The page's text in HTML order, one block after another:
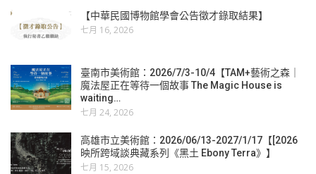
【中華民國博物館學會公告徵才錄取結果】
七月 16, 2026
臺南市美術館：2026/7/3-10/4【TAM+藝術之森｜
魔法屋正在等待一個故事 The Magic House is
waiting…
七月 24, 2026
高雄市立美術館：2026/06/13-2027/1/17【[2026
映所跨域談典藏系列《黑土 Ebony Terra》】
七月 15, 2026